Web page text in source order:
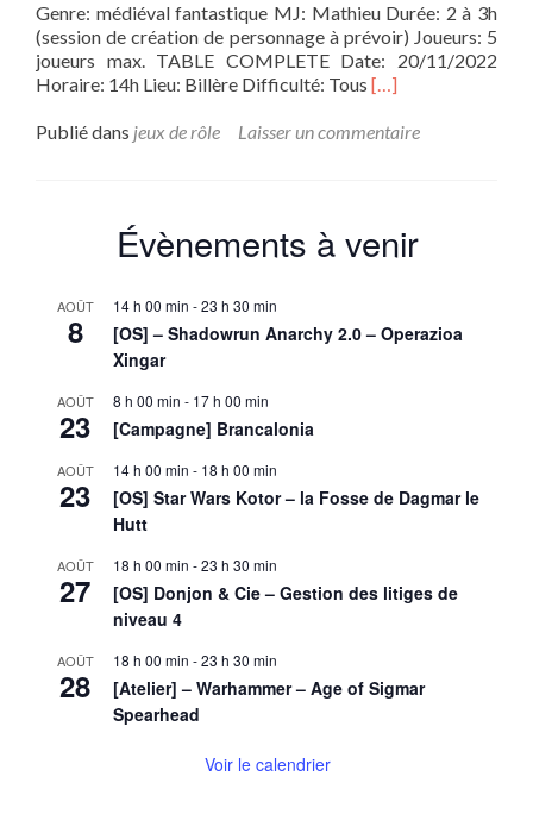
Genre: médiéval fantastique MJ: Mathieu Durée: 2 à 3h
(session de création de personnage à prévoir) Joueurs: 5
joueurs max. TABLE COMPLETE Date: 20/11/2022
Horaire: 14h Lieu: Billère Difficulté: Tous En
plus
(5ème
de
[…]
Publié dans jeux de rôle Laisser un commentaire
Évènements à venir
AOÛT
8
14 h 00 min -23 h 30 min
[OS] – Shadowrun Anarchy 2.0 – Operazioa
Xingar
AOÛT
23
8 h 00 min - 17 h 00 min
[Campagne] Brancalonia
AOÛT
23
14 h 00 min - 18 h 00 min
[OS] Star Wars Kotor – la Fosse de Dagmar le
Hutt
AOÛT
27
18 h 00 min -23 h 30 min
[OS] Donjon & Cie – Gestion des litiges de
niveau 4
AOÛT
28
18 h 00 min -23 h 30 min
[Atelier] – Warhammer – Age of Sigmar
Spearhead
Voir le calendrier